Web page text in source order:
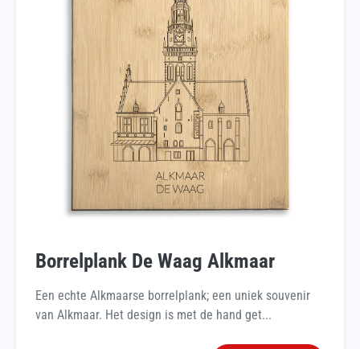
Borrelplank De Waag Alkmaar
Een echte Alkmaarse borrelplank; een uniek souvenir
van Alkmaar. Het design is met de hand get...